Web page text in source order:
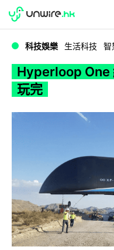
Hyperloop
WWDC 2026
科技娛樂 生活科技 智
Hyperloop One
玩完